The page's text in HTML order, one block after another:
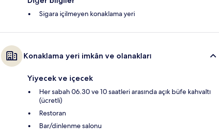
Sigara içilmeyen konaklama yeri
Konaklama yeri imkân ve olanakları
Yiyecek ve içecek
Her sabah 06.30 ve 10 saatleri arasında açık büfe kahvaltı
(ücretli)
Restoran
Bar/dinlenme salonu